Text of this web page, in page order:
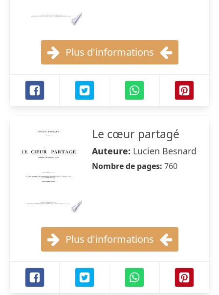
Plus d'informations
Le cœur partagé
Auteure: Lucien Besnard
Nombre de pages: 760
Plus d'informations